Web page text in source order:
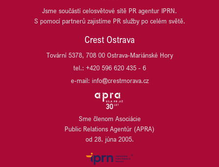
Jsme součástí celosvětové sítě PR agentur IPRN.
S pomocí partnerů zajistíme PR služby po celém světě.
Crest Ostrava
Tovární 5378, 708 00 Ostrava-Mariánské Hory
tel.: +420 596 620 435 - 6
e-mail: info@crestmorava.cz
Sme členom Asociácie
Public Relations Agentúr (APRA)
od 28. júna 2005.